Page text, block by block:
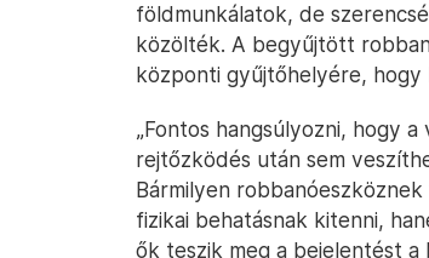
földmunkálatok, de
közölték. A begyűjtött
központi gyűjtőhelyére, hogy
️„Fontos hangsúlyozni, hogy
rejtőzködés után sem
Bármilyen
fizikai behatásnak kitenni,
ők teszik meg a bejelentést